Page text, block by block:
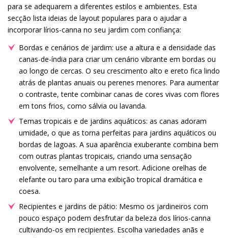
para se adequarem a diferentes estilos e ambientes. Esta
secção lista ideias de layout populares para o ajudar a
incorporar lírios-canna no seu jardim com confiança:
Bordas e cenários de jardim: use a altura e a densidade das
canas-de-índia para criar um cenário vibrante em bordas ou
ao longo de cercas. O seu crescimento alto e ereto fica lindo
atrás de plantas anuais ou perenes menores. Para aumentar
o contraste, tente combinar canas de cores vivas com flores
em tons frios, como sálvia ou lavanda.
Temas tropicais e de jardins aquáticos: as canas adoram
umidade, o que as torna perfeitas para jardins aquáticos ou
bordas de lagoas. A sua aparência exuberante combina bem
com outras plantas tropicais, criando uma sensação
envolvente, semelhante a um resort. Adicione orelhas de
elefante ou taro para uma exibição tropical dramática e
coesa.
Recipientes e jardins de pátio: Mesmo os jardineiros com
pouco espaço podem desfrutar da beleza dos lírios-canna
cultivando-os em recipientes. Escolha variedades anãs e